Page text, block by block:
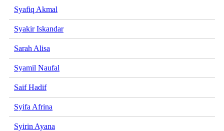
Syafiq Akmal
Syakir Iskandar
Sarah Alisa
Syamil Naufal
Saif Hadif
Syifa Afrina
Syirin Ayana